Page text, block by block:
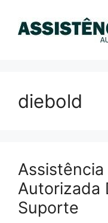
diebold
Assistência
Autorizada
Suporte